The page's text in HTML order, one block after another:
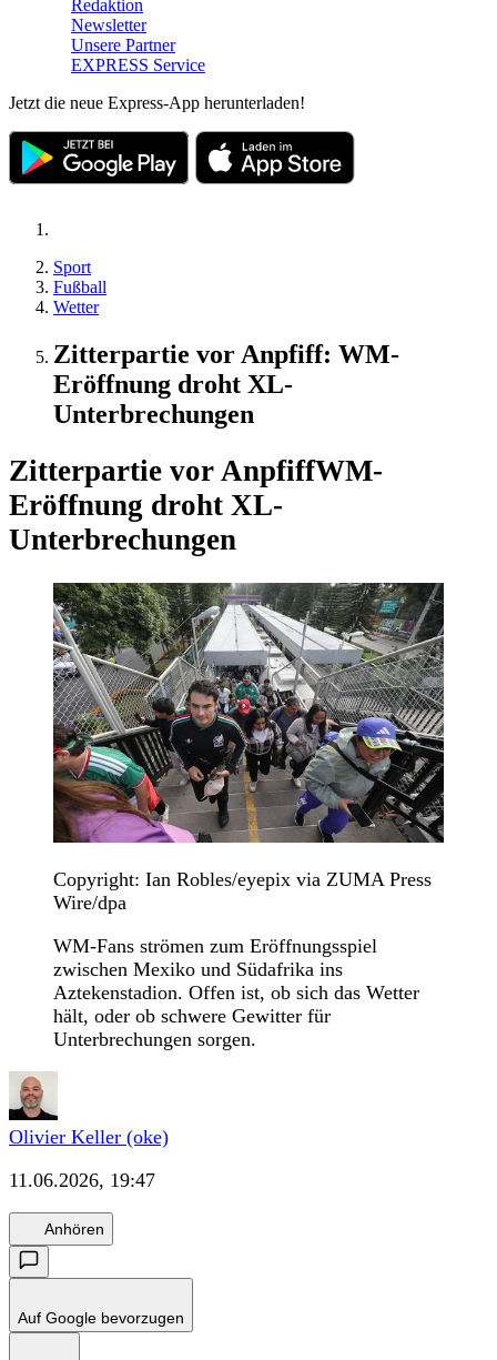
Redaktion
Newsletter
Unsere Partner
EXPRESS Service
Jetzt die neue Express-App herunterladen!
Sport
Fußball
Wetter
Zitterpartie vor Anpfiff: WM-
Eröffnung droht XL-
Unterbrechungen
Zitterpartie vor AnpfiffWM-
Eröffnung droht XL-
Unterbrechungen
Copyright: Ian Robles/eyepix via ZUMA Press
Wire/dpa
WM-Fans strömen zum Eröffnungsspiel
zwischen Mexiko und Südafrika ins
Aztekenstadion. Offen ist, ob sich das Wetter
hält, oder ob schwere Gewitter für
Unterbrechungen sorgen.
Olivier Keller (oke)
11.06.2026, 19:47
Anhören
Auf Google bevorzugen